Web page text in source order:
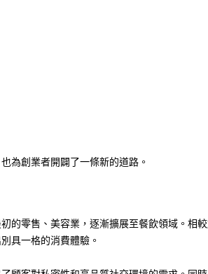
為創業者開闢了一條新的道路。
的零售、美容業，逐漸擴展至餐飲領域。相
具一格的消費體驗。